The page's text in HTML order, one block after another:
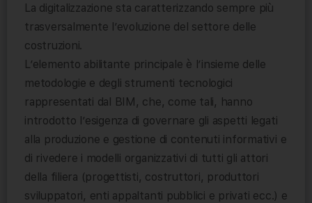
La digitalizzazione sta caratterizzando sempre più
trasversalmente l’evoluzione del settore delle
costruzioni.
L’elemento abilitante principale è l’insieme delle
metodologie e degli strumenti tecnologici
rappresentati dal BIM, che, come tali, hanno
introdotto l’esigenza di governare gli aspetti legati
alla produzione e gestione di contenuti informativi e
di rivedere i modelli organizzativi di tutti gli attori
della filiera (progettisti, costruttori, produttori
sviluppatori, enti appaltanti pubblici e privati ecc.) e